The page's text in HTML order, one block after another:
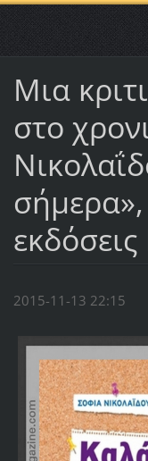
Μια
στο
2015-11-13 22:15